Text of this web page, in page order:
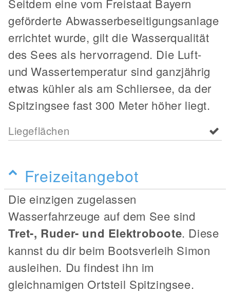
geförderte Abwasserbeseitigungsanlage
errichtet wurde, gilt die Wasserqualität
des Sees als hervorragend. Die Luft-
und Wassertemperatur sind ganzjährig
etwas kühler als am Schliersee, da der
Spitzingsee fast 300 Meter höher liegt.
Liegeflächen
Freizeitangebot
Die einzigen zugelassen
Wasserfahrzeuge auf dem See sind
Tret-, Ruder- und Elektroboote. Diese
kannst du dir beim Bootsverleih Simon
ausleihen. Du findest ihn im
gleichnamigen Ortsteil Spitzingsee.